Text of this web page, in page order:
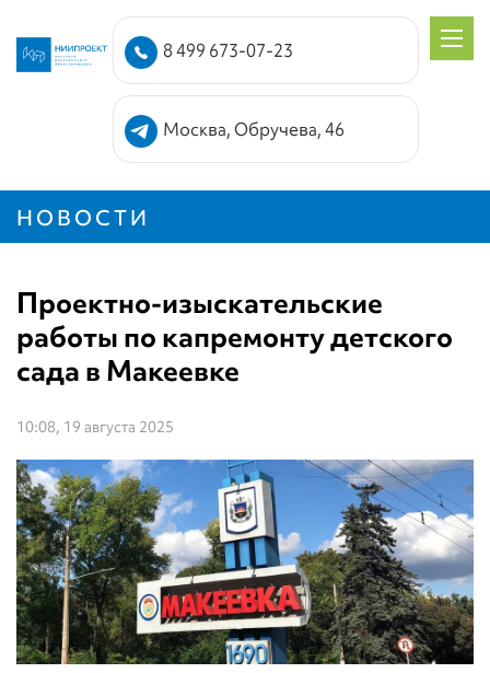
8 499 673-07-23
Москва, Обручева, 46
НОВОСТИ
Проектно-изыскательские
работы по капремонту детского
сада в Макеевке
10:08, 19 августа 2025